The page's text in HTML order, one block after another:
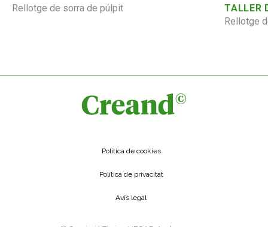
Rellotge de sorra de púlpit
TALLER
Rellotge
Política de cookies
Política de privacitat
Avís legal